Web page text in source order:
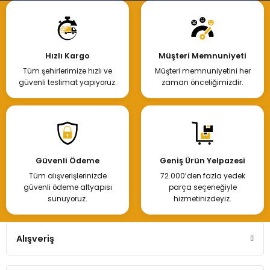
Hızlı Kargo
Tüm şehirlerimize hızlı ve
güvenli teslimat yapıyoruz.
Müşteri Memnuniyeti
Müşteri memnuniyetini her
zaman önceliğimizdir.
Güvenli Ödeme
Tüm alışverişlerinizde
güvenli ödeme altyapısı
sunuyoruz.
Geniş Ürün Yelpazesi
72.000’den fazla yedek
parça seçeneğiyle
hizmetinizdeyiz.
Alışveriş